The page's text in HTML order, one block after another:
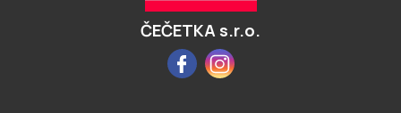
ČEČETKA s.r.o.
FacebookInstagram